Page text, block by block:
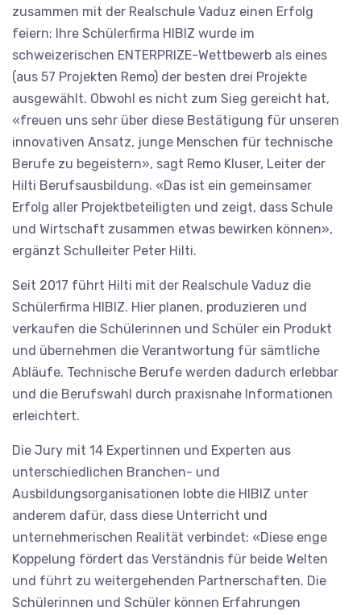
zusammen mit der Realschule Vaduz einen Erfolg
feiern: Ihre Schülerfirma HIBIZ wurde im
schweizerischen ENTERPRIZE-Wettbewerb als eines
(aus 57 Projekten Remo) der besten drei Projekte
ausgewählt. Obwohl es nicht zum Sieg gereicht hat,
«freuen uns sehr über diese Bestätigung für unseren
innovativen Ansatz, junge Menschen für technische
Berufe zu begeistern», sagt Remo Kluser, Leiter der
Hilti Berufsausbildung. «Das ist ein gemeinsamer
Erfolg aller Projektbeteiligten und zeigt, dass Schule
und Wirtschaft zusammen etwas bewirken können»,
ergänzt Schulleiter Peter Hilti.
Seit 2017 führt Hilti mit der Realschule Vaduz die
Schülerfirma HIBIZ. Hier planen, produzieren und
verkaufen die Schülerinnen und Schüler ein Produkt
und übernehmen die Verantwortung für sämtliche
Abläufe. Technische Berufe werden dadurch erlebbar
und die Berufswahl durch praxisnahe Informationen
erleichtert.
Die Jury mit 14 Expertinnen und Experten aus
unterschiedlichen Branchen- und
Ausbildungsorganisationen lobte die HIBIZ unter
anderem dafür, dass diese Unterricht und
unternehmerischen Realität verbindet: «Diese enge
Koppelung fördert das Verständnis für beide Welten
und führt zu weitergehenden Partnerschaften. Die
Schülerinnen und Schüler können Erfahrungen